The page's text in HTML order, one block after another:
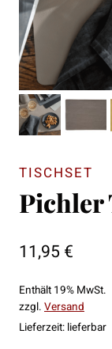
TISCHSET
Pichler
11,95 €
Enthält 19% MwSt.
zzgl. Versand
Lieferzeit: lieferbar